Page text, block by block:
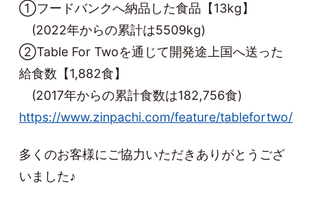
①フードバンクへ納品した食品【13kg】
(2022年からの累計は5509kg)
②Table For Twoを通じて開発途上国へ送った
給食数【1,882食】
(2017年からの累計食数は182,756食)
https://www.zinpachi.com/feature/tablefortwo/
多くのお客様にご協力いただきありがとうござ
いました♪